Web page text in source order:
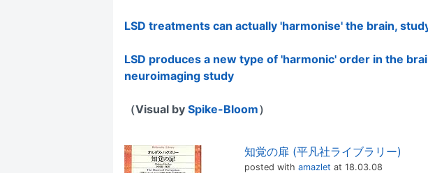
LSD treatments can actually 'harmonise' the brain,
LSD produces a new type of 'harmonic' order in the
neuroimaging study
（Visual by Spike-Bloom）
知覚の扉 (平凡社ライブラリー)
posted with amazlet at 18.03.08